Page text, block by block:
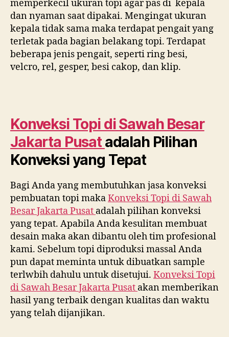
memperkecil ukuran topi agar pas di kepala
dan nyaman saat dipakai. Mengingat ukuran
kepala tidak sama maka terdapat pengait yang
terletak pada bagian belakang topi. Terdapat
beberapa jenis pengait, seperti ring besi,
velcro, rel, gesper, besi cakop, dan klip.
Konveksi Topi diSawah Besar
Jakarta Pusat adalah Pilihan
Konveksi yang Tepat
Bagi Anda yang membutuhkan jasa konveksi
pembuatan topi makaKonveksi Topi di Sawah
Besar Jakarta Pusat adalah pilihan konveksi
yang tepat. Apabila Anda kesulitan membuat
desain maka akan dibantu oleh tim profesional
kami. Sebelum topi diproduksi massal Anda
pun dapat meminta untuk dibuatkan sample
terlwbih dahulu untuk disetujui. Konveksi Topi
di Sawah Besar Jakarta Pusat akan memberikan
hasil yang terbaik dengan kualitas dan waktu
yang telah dijanjikan.